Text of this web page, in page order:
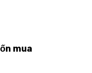
mua